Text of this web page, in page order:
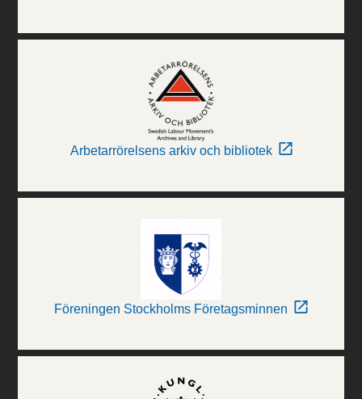
Arbetarrörelsens arkiv och bibliotek
Föreningen Stockholms Företagsminnen